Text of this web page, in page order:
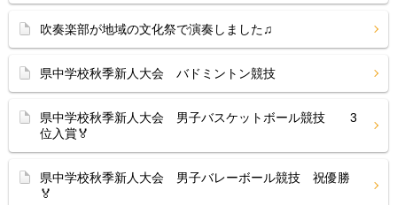
吹奏楽部が地域の文化祭で演奏しました♫
県中学校秋季新人大会 バドミントン競技
県中学校秋季新人大会 男子バスケットボール競技 3
位入賞🏅
県中学校秋季新人大会 男子バレーボール競技 祝優勝
🏅